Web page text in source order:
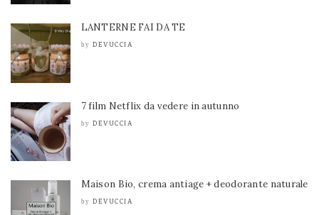
LANTERNE FAI DA TE
by DEVUCCIA
7 film Netflix da vedere in autunno
by DEVUCCIA
Maison Bio, crema antiage + deodorante naturale
by DEVUCCIA